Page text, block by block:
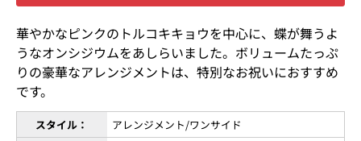
華やかなピンクのトルコキキョウを中心に、蝶が舞うよ
うなオンシジウムをあしらいました。ボリュームたっぷ
りの豪華なアレンジメントは、特別なお祝いにおすすめ
です。
スタイル：
アレンジメント/ワンサイド